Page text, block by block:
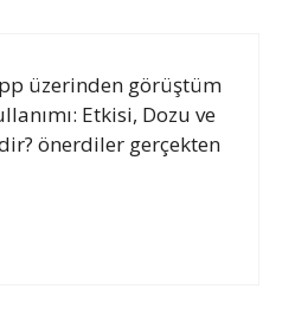
üzerinden görüştüm
Etkisi, Dozu ve
önerdiler gerçekten